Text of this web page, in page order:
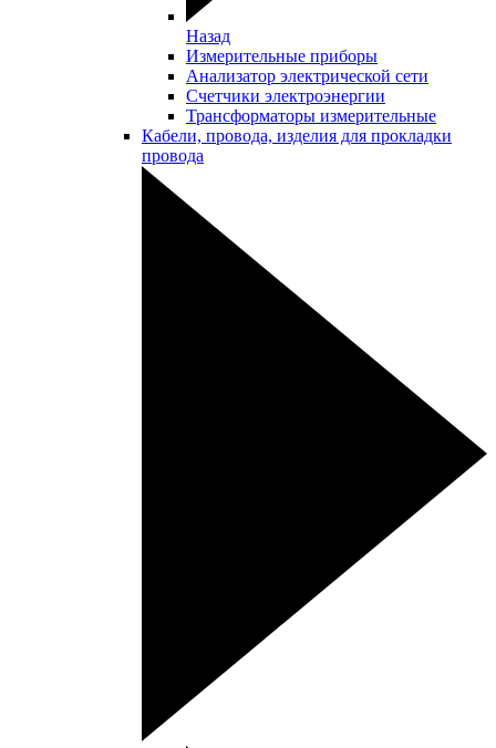
Назад
Измерительные приборы
Анализатор электрической сети
Счетчики электроэнергии
Трансформаторы измерительные
Кабели, провода, изделия для прокладки
провода